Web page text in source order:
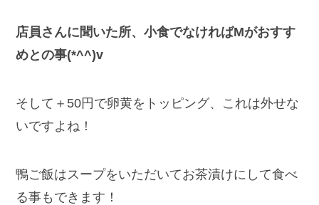
店員さんに聞いた所、小食でなければMがおすす
めとの事(*^^)v
そして＋50円で卵黄をトッピング、これは外せな
いですよね！
鴨ご飯はスープをいただいてお茶漬けにして食べ
る事もできます！